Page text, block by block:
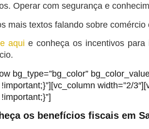
Operar com segurança e
mais textos falando sobre
aqui e conheça os incentivos
bg_type=”bg_color”
width=”2/
os benefícios fiscais em